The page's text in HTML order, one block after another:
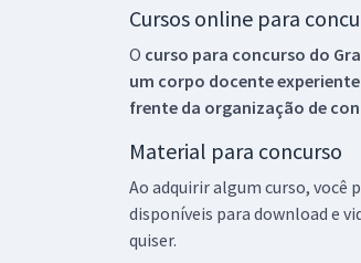
Cursos online para
O curso para concurso do
um corpo docente
frente da organização de
Material para concurso
Ao adquirir algum curso, você
disponíveis para download e
quiser.